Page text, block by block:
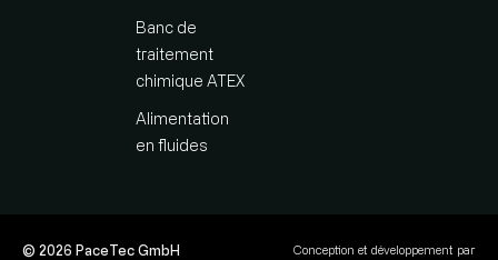
Banc de
traitement
chimique ATEX
Alimentation
en fluides
© 2026 PaceTec GmbH
Conception et développement par